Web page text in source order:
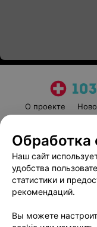
О проекте
Обработка
Наш сайт
удобства
статистики и
рекомендаций.
Вы можете